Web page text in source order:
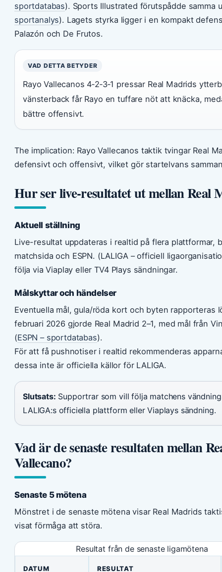
sportdatabas). Sports Illustrated förutspådde samma
sportanalys). Lagets styrka ligger i en kompakt
Palazón och De Frutos.
VAD DETTA BETYDER
Rayo Vallecanos 4‑2‑3‑1 pressar Real Madrids
vänsterback får Rayo en tuffare nöt att knäcka,
bättre offensivt.
The implication: Rayo Vallecanos taktik tvingar Real
defensivt och offensivt, vilket gör startelvans
Hur ser live-resultatet ut mellan Real
Aktuell ställning
Live-resultat uppdateras i realtid på flera plattformar,
matchsida och ESPN. (LALIGA – officiell
följa via Viaplay eller TV4 Plays sändningar.
Målskyttar och händelser
Eventuella mål, gula/röda kort och byten rapporteras
februari 2026 gjorde Real Madrid 2–1, med mål från
(ESPN – sportdatabas).
För att få pushnotiser i realtid rekommenderas
dessa inte är officiella källor för LALIGA.
Slutsats: Supportrar som vill följa matchens
LALIGA:s officiella plattform eller Viaplays sändning.
Vad är de senaste resultaten mellan
Vallecano?
Senaste 5 mötena
Mönstret i de senaste mötena visar Real Madrids
visat förmåga att störa.
Resultat från de senaste ligamötena
DATUM RESULTAT